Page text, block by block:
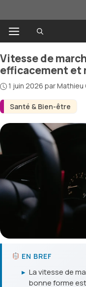
au
contenuMenu
Santé & Bien-être
Vitesse de
efficacement et
1 juin 2026 parMathieu
EN BREF
▸ La vitesse de
bonne forme